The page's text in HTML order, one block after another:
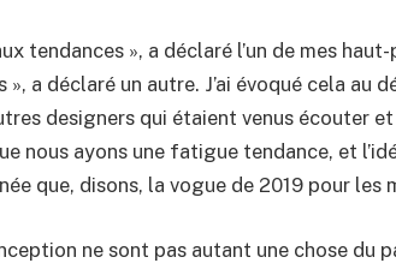
tendances », a déclaré l’un de mes
», a déclaré un autre. J’ai évoqué cela au
designers qui étaient venus écouter
nous ayons une fatigue tendance, et
que, disons, la vogue de 2019 pour les
ne sont pas autant une chose du